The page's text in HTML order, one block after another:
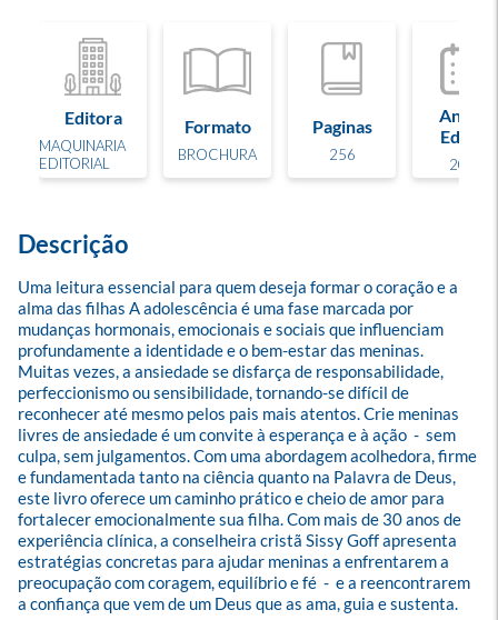
Editora
MAQUINARIA
EDITORIAL
Formato
BROCHURA
Paginas
256
Ano de
Edição
2025
Descrição
Uma leitura essencial para quem deseja formar o coração e a
alma das filhas A adolescência é uma fase marcada por
mudanças hormonais, emocionais e sociais que influenciam
profundamente a identidade e o bem-estar das meninas.
Muitas vezes, a ansiedade se disfarça de responsabilidade,
perfeccionismo ou sensibilidade, tornando-se difícil de
reconhecer até mesmo pelos pais mais atentos. Crie meninas
livres de ansiedade é um convite à esperança e à ação  -  sem
culpa, sem julgamentos. Com uma abordagem acolhedora, firme
e fundamentada tanto na ciência quanto na Palavra de Deus,
este livro oferece um caminho prático e cheio de amor para
fortalecer emocionalmente sua filha. Com mais de 30 anos de
experiência clínica, a conselheira cristã Sissy Goff apresenta
estratégias concretas para ajudar meninas a enfrentarem a
preocupação com coragem, equilíbrio e fé  -  e a reencontrarem
a confiança que vem de um Deus que as ama, guia e sustenta.